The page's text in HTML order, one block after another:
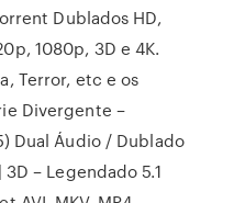
Dublados HD,
1080p, 3D e 4K.
Terror, etc e os
Divergente –
Dual Áudio / Dublado
– Legendado 5.1